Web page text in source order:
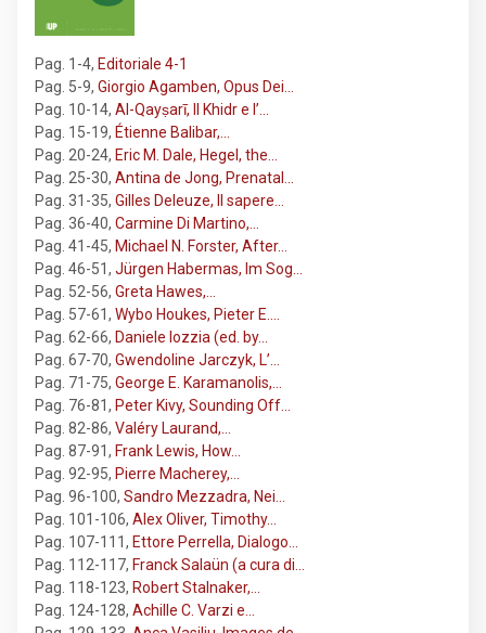
Pag. 1-4, Editoriale 4-1
Pag. 5-9, Giorgio Agamben, Opus Dei…
Pag. 10-14, Al-Qayṣarī, Il Khidr e l’…
Pag. 15-19, Étienne Balibar,…
Pag. 20-24, Eric M. Dale, Hegel, the…
Pag. 25-30, Antina de Jong, Prenatal…
Pag. 31-35, Gilles Deleuze, Il sapere…
Pag. 36-40, Carmine Di Martino,…
Pag. 41-45, Michael N. Forster, After…
Pag. 46-51, Jürgen Habermas, Im Sog…
Pag. 52-56, Greta Hawes,…
Pag. 57-61, Wybo Houkes, Pieter E.…
Pag. 62-66, Daniele Iozzia (ed. by…
Pag. 67-70, Gwendoline Jarczyk, L’…
Pag. 71-75, George E. Karamanolis,…
Pag. 76-81, Peter Kivy, Sounding Off…
Pag. 82-86, Valéry Laurand,…
Pag. 87-91, Frank Lewis, How…
Pag. 92-95, Pierre Macherey,…
Pag. 96-100, Sandro Mezzadra, Nei…
Pag. 101-106, Alex Oliver, Timothy…
Pag. 107-111, Ettore Perrella, Dialogo…
Pag. 112-117, Franck Salaün (a cura di…
Pag. 118-123, Robert Stalnaker,…
Pag. 124-128, Achille C. Varzi e…